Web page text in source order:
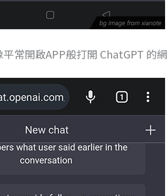
常開啟APP般打開 ChatGPT 的網